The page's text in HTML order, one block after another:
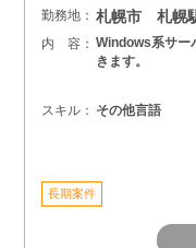
勤務地： 札幌市 札幌
内 容： Windows系サー
きます。
スキル： その他言語
長期案件